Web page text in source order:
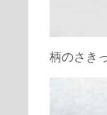
柄のさき